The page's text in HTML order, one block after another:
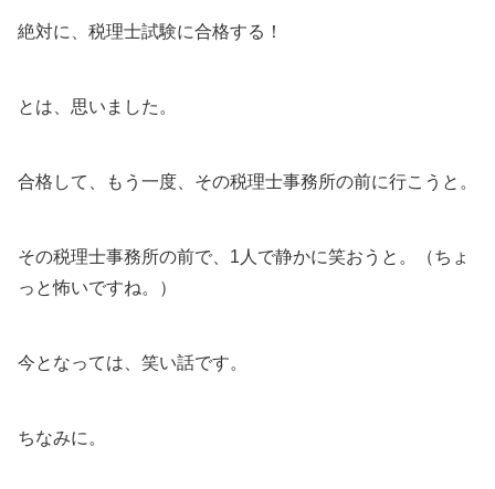
絶対に、税理士試験に合格する！
とは、思いました。
合格して、もう一度、その税理士事務所の前に行こうと。
その税理士事務所の前で、1人で静かに笑おうと。（ちょ
っと怖いですね。）
今となっては、笑い話です。
ちなみに。